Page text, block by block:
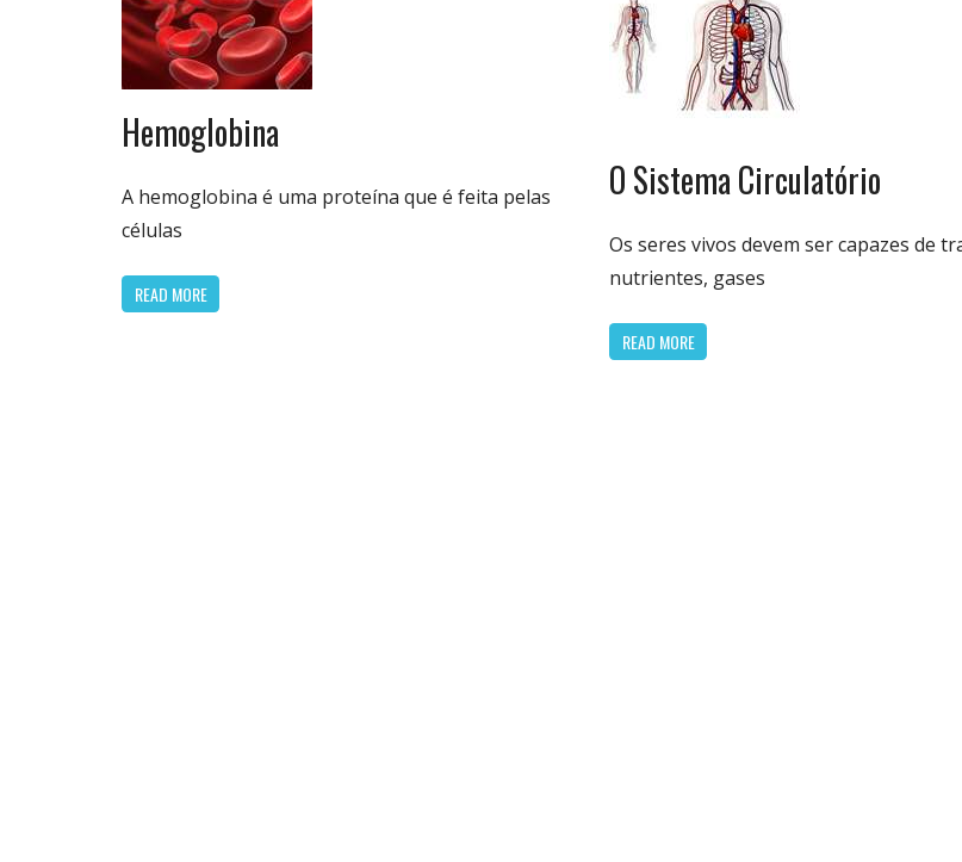
& Vida
Hemoglobina
A hemoglobina é uma proteína que é feita pelas
células
READ MORE
& Vida
O Sistema Circulatório
Os seres vivos devem ser capazes de
nutrientes, gases
READ MORE